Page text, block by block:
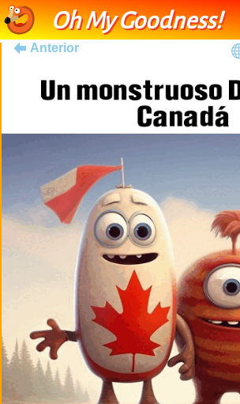
Oh My Goodness!
Anterior